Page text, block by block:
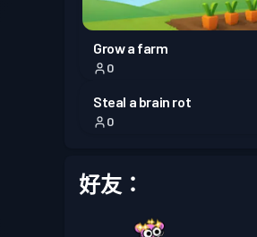
Grow a farm
0
Steal a brain rot
0
好友：